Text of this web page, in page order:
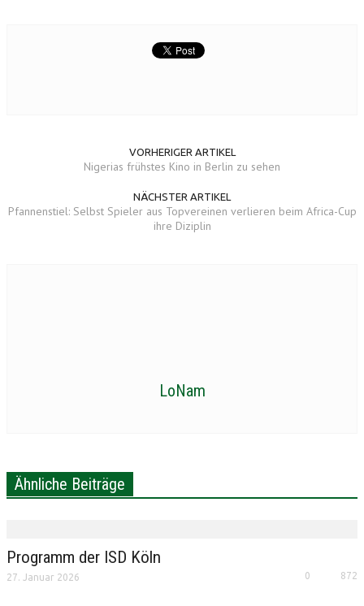
VORHERIGER ARTIKEL
Nigerias frühstes Kino in Berlin zu sehen
NÄCHSTER ARTIKEL
Pfannenstiel: Selbst Spieler aus Topvereinen verlieren beim Africa-Cup
ihre Diziplin
LoNam
Ähnliche Beiträge
Programm der ISD Köln
27. Januar 2026 0 872